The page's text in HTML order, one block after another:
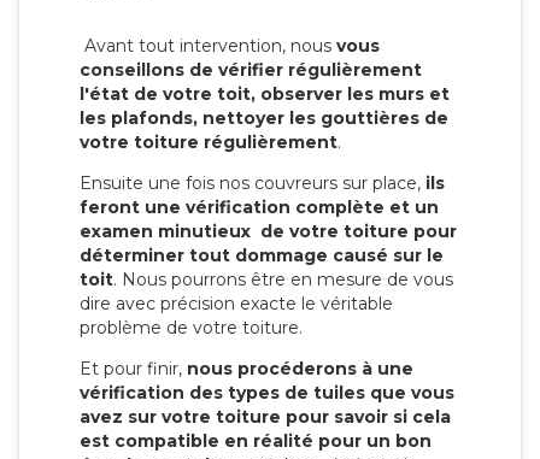
Avant tout intervention, nous vous
conseillons de vérifier régulièrement
l'état de votre toit, observer les murs et
les plafonds, nettoyer les gouttières de
votre toiture régulièrement.
Ensuite une fois nos couvreurs sur place, ils
feront une vérification complète et un
examen minutieux de votre toiture pour
déterminer tout dommage causé sur le
toit. Nous pourrons être en mesure de vous
dire avec précision exacte le véritable
problème de votre toiture.
Et pour finir, nous procéderons à une
vérification des types de tuiles que vous
avez sur votre toiture pour savoir si cela
est compatible en réalité pour un bon